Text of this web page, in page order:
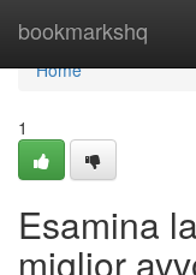
bookmarkshq
Home
Home
1
Esamina
miglior